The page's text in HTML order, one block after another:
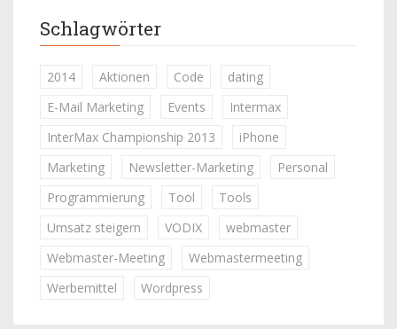
Schlagwörter
2014 Aktionen Code
dating
E-Mail Marketing
Events
Intermax
InterMax Championship 2013
iPhone
Marketing
Newsletter-Marketing
Personal
Programmierung
Tool
Tools
Umsatz steigern
VODIX
webmaster
Webmaster-Meeting
Webmastermeeting
Werbemittel
Wordpress